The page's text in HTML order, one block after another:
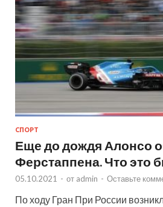
СПОРТ
Еще до дождя Алонсо
Ферстаппена. Что это
05.10.2021 - от admin - Оставьте
По ходу Гран При России